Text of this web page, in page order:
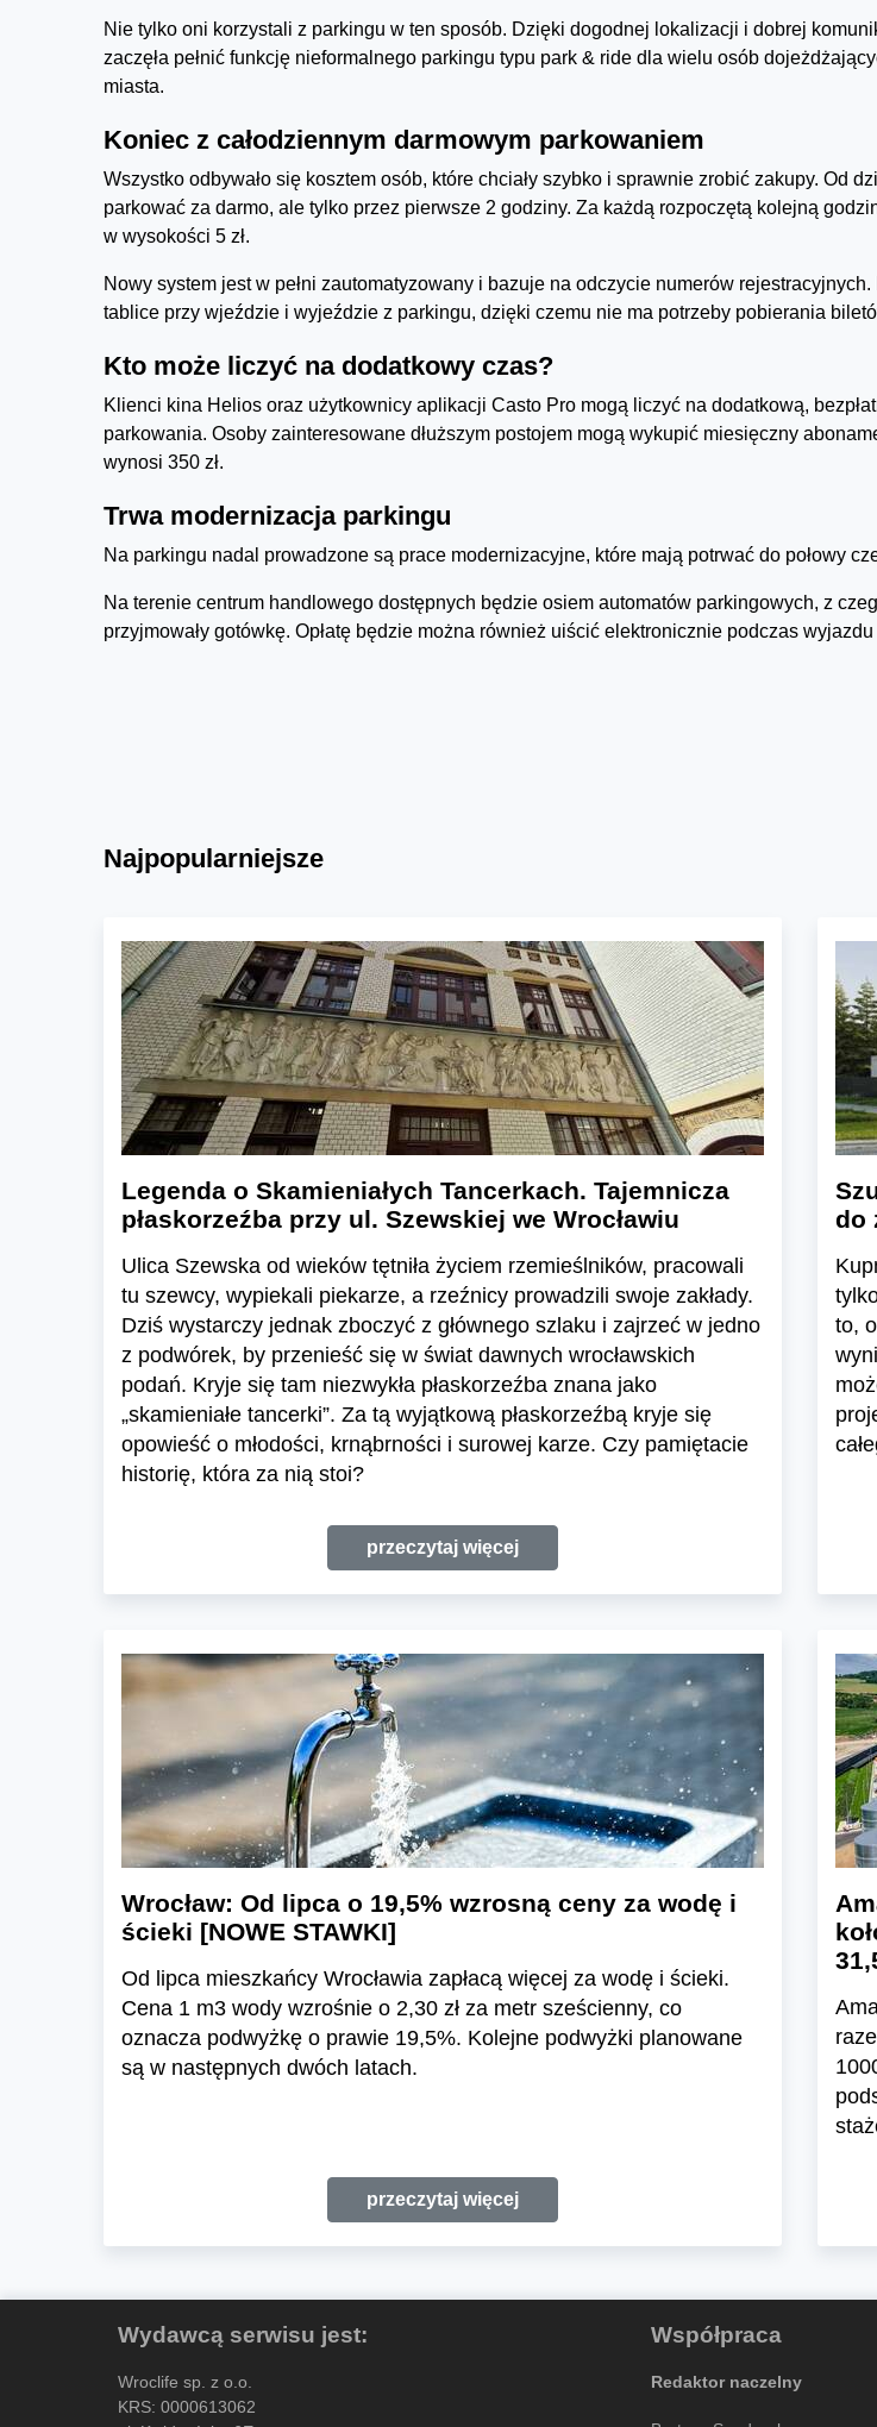
Nie tylko oni korzystali z parkingu w ten sposób. Dzięki dogodnej lokalizacji i dobrej
zaczęła pełnić funkcję nieformalnego parkingu typu park & ride dla wielu osób
miasta.
Koniec z całodziennym darmowym parkowaniem
Wszystko odbywało się kosztem osób, które chciały szybko i sprawnie zrobić zakupy. Od
parkować za darmo, ale tylko przez pierwsze 2 godziny. Za każdą rozpoczętą kolejną
w wysokości 5 zł.
Nowy system jest w pełni zautomatyzowany i bazuje na odczycie numerów
tablice przy wjeździe i wyjeździe z parkingu, dzięki czemu nie ma potrzeby pobierania
Kto może liczyć na dodatkowy czas?
Klienci kina Helios oraz użytkownicy aplikacji Casto Pro mogą liczyć na dodatkową,
parkowania. Osoby zainteresowane dłuższym postojem mogą wykupić miesięczny
wynosi 350 zł.
Trwa modernizacja parkingu
Na parkingu nadal prowadzone są prace modernizacyjne, które mają potrwać do połowy
Na terenie centrum handlowego dostępnych będzie osiem automatów parkingowych, z
przyjmowały gotówkę. Opłatę będzie można również uiścić elektronicznie podczas
Najpopularniejsze
Legenda o Skamieniałych Tancerkach. Tajemnicza
płaskorzeźba przy ul. Szewskiej we Wrocławiu
Ulica Szewska od wieków tętniła życiem rzemieślników, pracowali
tu szewcy, wypiekali piekarze, a rzeźnicy prowadzili swoje zakłady.
Dziś wystarczy jednak zboczyć z głównego szlaku i zajrzeć w jedno
z podwórek, by przenieść się w świat dawnych wrocławskich
podań. Kryje się tam niezwykła płaskorzeźba znana jako
„skamieniałe tancerki”. Za tą wyjątkową płaskorzeźbą kryje się
opowieść o młodości, krnąbrności i surowej karze. Czy pamiętacie
historię, która za nią stoi?
przeczytaj więcej
do
to,
Wrocław: Od lipca o 19,5% wzrosną ceny za wodę i
ścieki [NOWE STAWKI]
Od lipca mieszkańcy Wrocławia zapłacą więcej za wodę i ścieki.
Cena 1 m3 wody wzrośnie o 2,30 zł za metr sześcienny, co
oznacza podwyżkę o prawie 19,5%. Kolejne podwyżki planowane
są w następnych dwóch latach.
przeczytaj więcej
Wydawcą serwisu jest:
Wroclife sp. z o.o.
KRS: 0000613062
Współpraca
Redaktor naczelny